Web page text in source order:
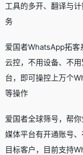
工具的多开、翻译与
务
爱国者WhatsApp拓客
云控，不用设备、不
台，即可操控上万个
等操作
爱国者全球筛号，帮
媒体平台有开通账号
目标客户，目前支持